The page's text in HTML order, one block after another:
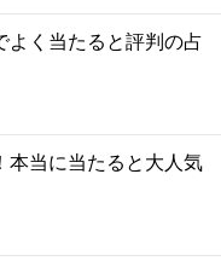
よく当たると評判の占
本当に当たると大人気